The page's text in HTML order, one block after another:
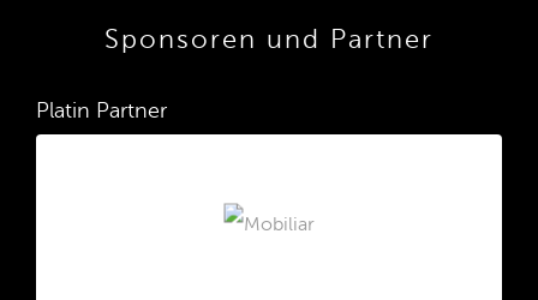
Sponsoren und Partner
Platin Partner